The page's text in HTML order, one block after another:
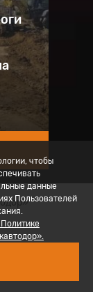
чтобы
данные
Пользователей